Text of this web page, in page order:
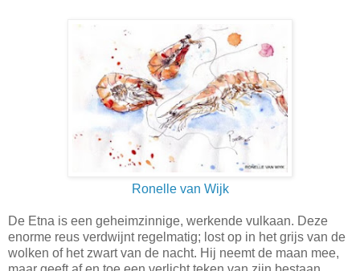
Ronelle van Wijk
De Etna is een geheimzinnige, werkende vulkaan. Deze
enorme reus verdwijnt regelmatig; lost op in het grijs van de
wolken of het zwart van de nacht. Hij neemt de maan mee,